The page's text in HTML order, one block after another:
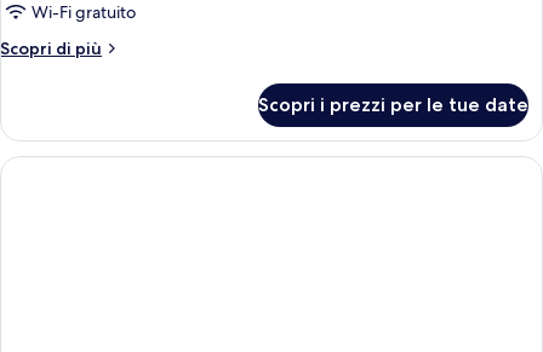
Wi-Fi gratuito
Scopri di più
Altri
Scopri i prezzi per le tue date